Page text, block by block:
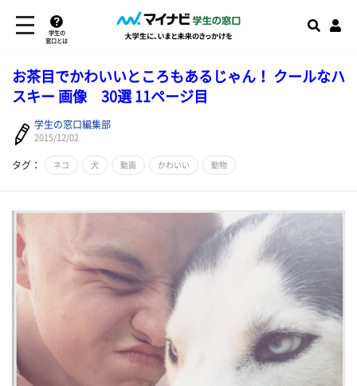
学生の
窓口とは
お茶目でかわいいところもあるじゃん！ クールなハ
スキー 画像 30選 11ページ目
学生の窓口編集部
2015/12/02
タグ： ネコ 犬 動画 かわいい 動物